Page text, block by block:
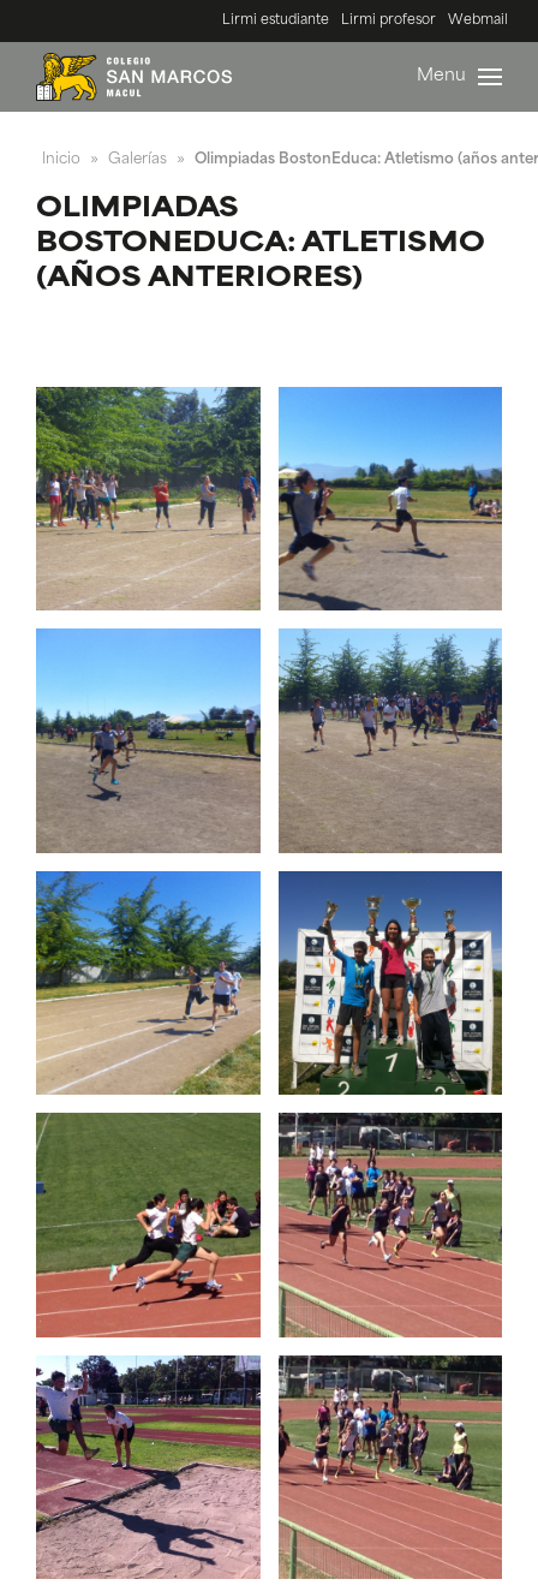
Lirmi estudiante Lirmi profesor Webmail
Menu
Inicio » Galerías » Olimpiadas BostonEduca: Atletismo (años
OLIMPIADAS
BOSTONEDUCA: ATLETISMO
(AÑOS ANTERIORES)